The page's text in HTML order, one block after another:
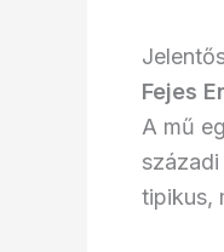
Fejes
A mű
tipikus,